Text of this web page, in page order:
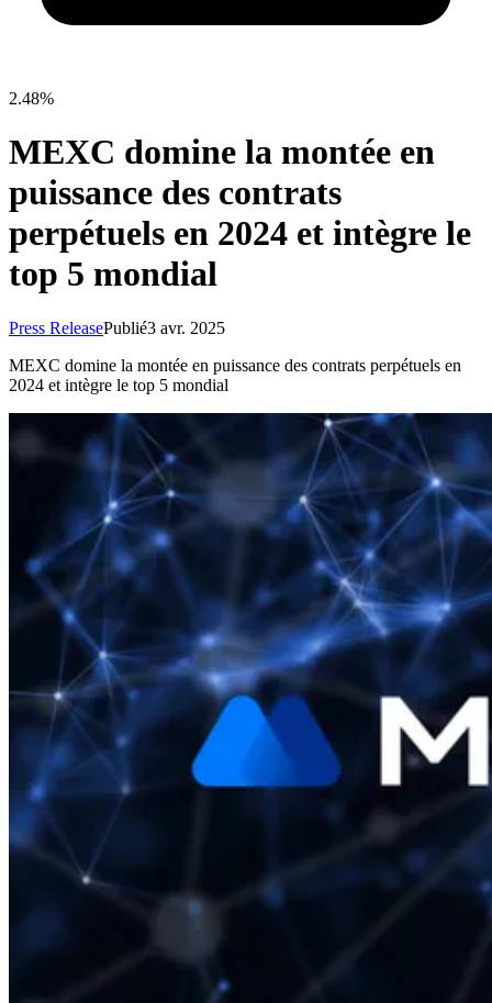
2.48%
MEXC domine la montée en
puissance des contrats
perpétuels en 2024 et intègre le
top 5 mondial
Press ReleasePublié3 avr. 2025
MEXC domine la montée en puissance des contrats perpétuels en
2024 et intègre le top 5 mondial